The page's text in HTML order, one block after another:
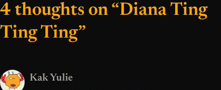
4 thoughts on “Diana Ting
Ting Ting”
Kak Yulie